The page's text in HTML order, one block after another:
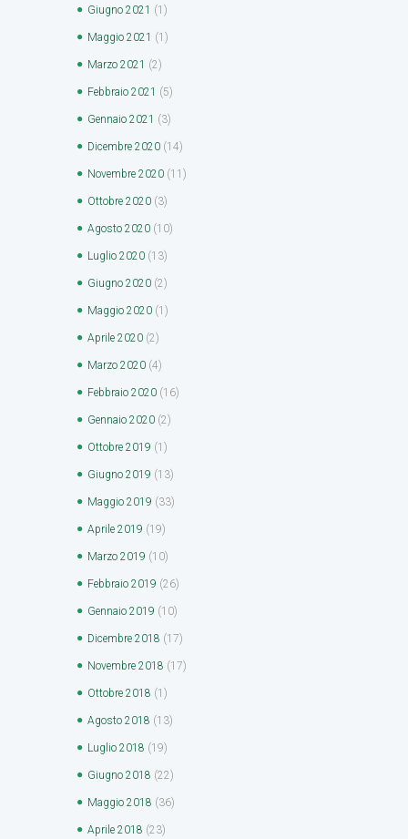
Giugno 2021 (1)
Maggio 2021 (1)
Marzo 2021 (2)
Febbraio 2021 (5)
Gennaio 2021 (3)
Dicembre 2020 (14)
Novembre 2020 (11)
Ottobre 2020 (3)
Agosto 2020 (10)
Luglio 2020 (13)
Giugno 2020 (2)
Maggio 2020 (1)
Aprile 2020 (2)
Marzo 2020 (4)
Febbraio 2020 (16)
Gennaio 2020 (2)
Ottobre 2019 (1)
Giugno 2019 (13)
Maggio 2019 (33)
Aprile 2019 (19)
Marzo 2019 (10)
Febbraio 2019 (26)
Gennaio 2019 (10)
Dicembre 2018 (17)
Novembre 2018 (17)
Ottobre 2018 (1)
Agosto 2018 (13)
Luglio 2018 (19)
Giugno 2018 (22)
Maggio 2018 (36)
Aprile 2018 (23)